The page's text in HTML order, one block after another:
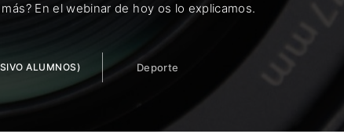
En el webinar de hoy os lo explicamos.
ALUMNOS) Deporte